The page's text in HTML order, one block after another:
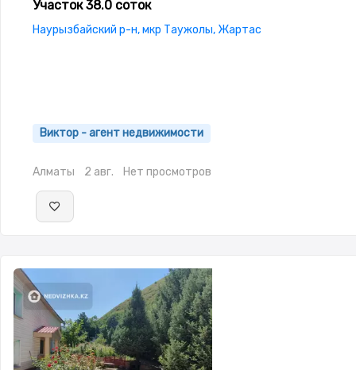
Участок 38.0 соток
Наурызбайский р-н, мкр Таужолы, Жартас
Виктор - агент недвижимости
Алматы 2 авг. Нет просмотров